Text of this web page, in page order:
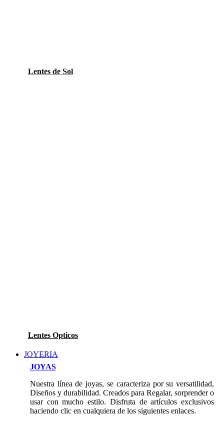
Lentes de Sol
Lentes Opticos
JOYERIA
JOYAS
Nuestra línea de joyas, se caracteriza por su versatilidad,
Diseños y durabilidad. Creados para Regalar, sorprender o
usar con mucho estilo. Disfruta de artículos exclusivos
haciendo clic en cualquiera de los siguientes enlaces.